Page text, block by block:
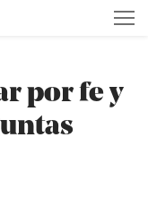
por fe y